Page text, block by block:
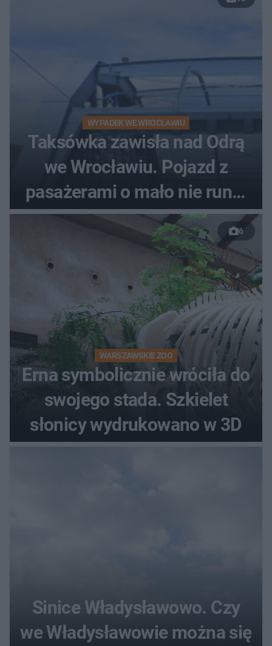
WYPADEK WE WROCŁAWIU
Taksówka zawisła nad Odrą
we Wrocławiu. Pojazd z
pasażerami o mało nie runął
do rzeki
6
WARSZAWSKIE ZOO
Erna symbolicznie wróciła do
swojego stada. Szkielet
słonicy wydrukowano w 3D
Sinice Władysławowo. Czy
we Władysławowie można się